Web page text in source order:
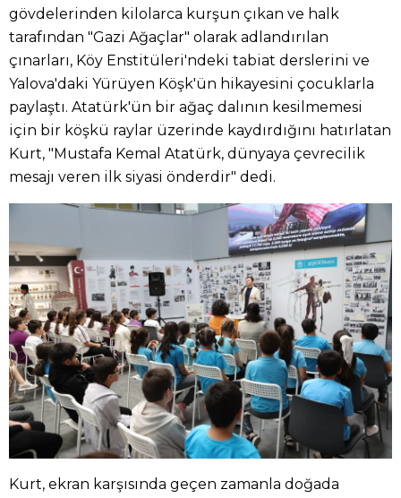
gövdelerinden kilolarca kurşun çıkan ve halk
tarafından "Gazi Ağaçlar" olarak adlandırılan
çınarları, Köy Enstitüleri'ndeki tabiat derslerini ve
Yalova'daki Yürüyen Köşk'ün hikayesini çocuklarla
paylaştı. Atatürk'ün bir ağaç dalının kesilmemesi
için bir köşkü raylar üzerinde kaydırdığını hatırlatan
Kurt, "Mustafa Kemal Atatürk, dünyaya çevrecilik
mesajı veren ilk siyasi önderdir" dedi.
Kurt, ekran karşısında geçen zamanla doğada